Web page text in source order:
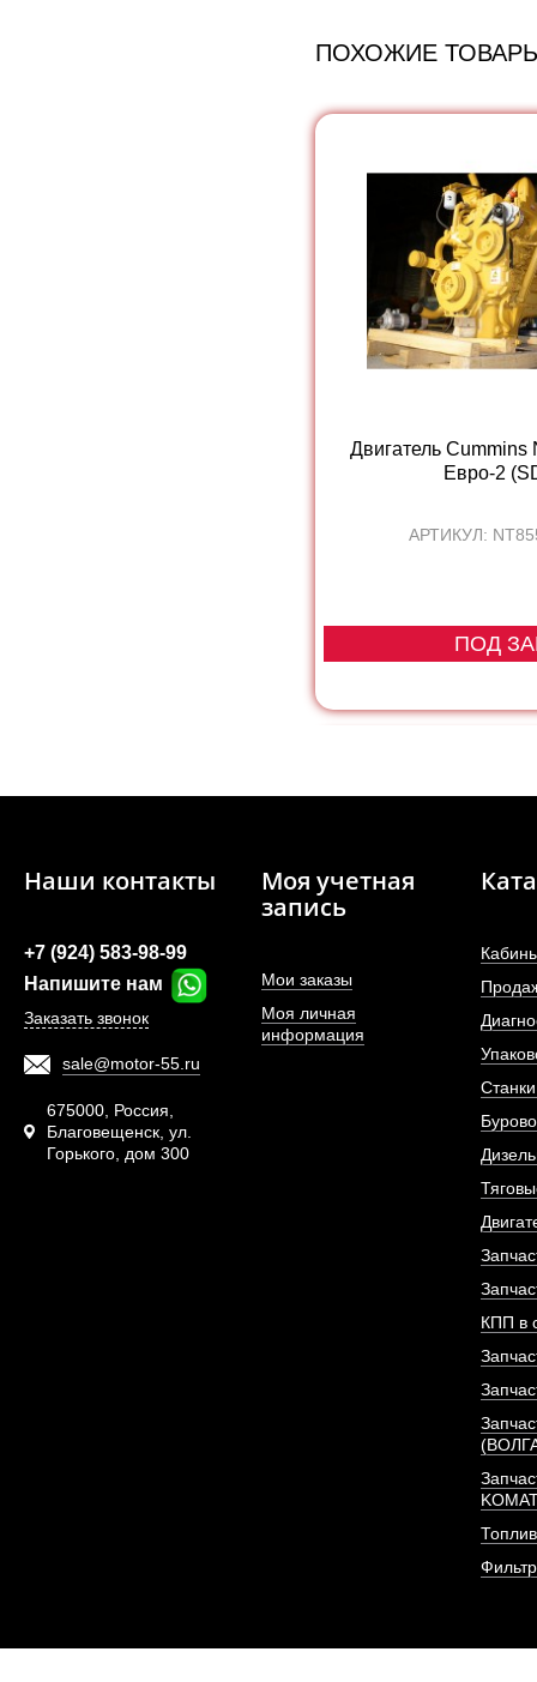
ПОХОЖИЕ
Двигатель
Евро-2
АРТИКУЛ:
ПОД
Фильтр топливный
двигателя
АРТИКУЛ:
ПОД
Наши контакты
+7 (924) 583-98-99
Напишите нам
Заказать звонок
sale@motor-55.ru
675000, Россия,
Благовещенск, ул.
Горького, дом 300
Моя учетная
запись
Мои заказы
Моя личная
информация
КПП в